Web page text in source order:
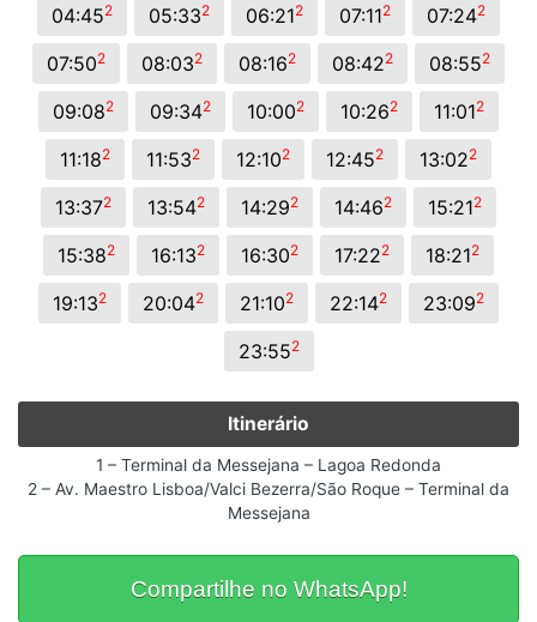
04:452 05:332 06:212 07:112 07:242
07:502 08:032 08:162 08:422 08:552
09:082 09:342 10:002 10:262 11:012
11:182 11:532 12:102 12:452 13:022
13:372 13:542 14:292 14:462 15:212
15:382 16:132 16:302 17:222 18:212
19:132 20:042 21:102 22:142 23:092
23:552
Itinerário
1 – Terminal da Messejana – Lagoa Redonda
2 – Av. Maestro Lisboa/Valci Bezerra/São Roque – Terminal da
Messejana
Compartilhe no WhatsApp!